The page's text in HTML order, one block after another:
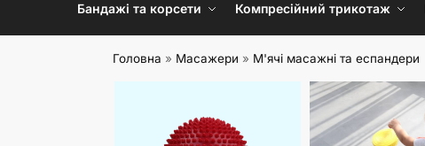
Бандажі та корсети Компресійний трикотаж
Головна » Масажери » М'ячі масажні та еспандери